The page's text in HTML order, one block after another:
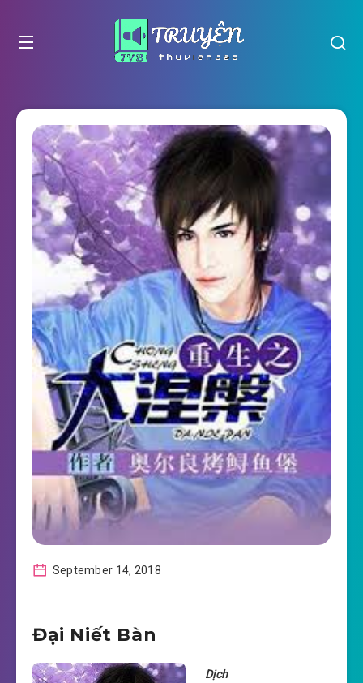
September 14, 2018
Đại Niết Bàn
Dịch